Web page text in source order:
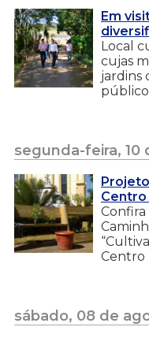
Em
Local
cujas
jardins
público
segunda-feira, 10
Confira
Centro
sábado, 08 de